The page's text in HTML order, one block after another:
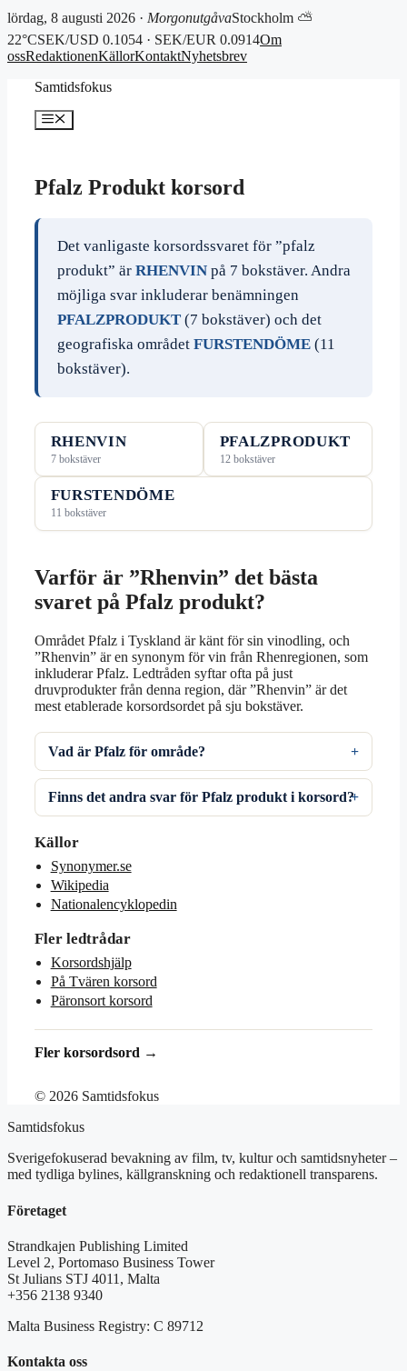
lördag, 8 augusti 2026 · MorgonutgåvaStockholm ⛅
22°CSEK/USD 0.1054 · SEK/EUR 0.0914Om
ossRedaktionenKällorKontaktNyhetsbrev
Samtidsfokus
Meny
Pfalz Produkt korsord
Det vanligaste korsordssvaret för ”pfalz
produkt” är RHENVINpå 7 bokstäver. Andra
möjliga svar inkluderar benämningen
PFALZPRODUKT(7 bokstäver) och det
geografiska området FURSTENDÖME(11
bokstäver).
RHENVIN
7 bokstäver
PFALZPRODUKT
12 bokstäver
FURSTENDÖME
11 bokstäver
Varför är ”Rhenvin” det bästa
svaret på Pfalz produkt?
Området Pfalz i Tyskland är känt för sin vinodling, och
”Rhenvin” är en synonym för vin från Rhenregionen, som
inkluderar Pfalz. Ledtråden syftar ofta på just
druvprodukter från denna region, där ”Rhenvin” är det
mest etablerade korsordsordet på sju bokstäver.
Vad är Pfalz för område?
Finns det andra svar för Pfalz produkt i korsord?
Källor
Synonymer.se
Wikipedia
Nationalencyklopedin
Fler ledtrådar
Korsordshjälp
På Tvären korsord
Päronsort korsord
Fler korsordsord →
© 2026 Samtidsfokus
Samtidsfokus
Sverigefokuserad bevakning av film, tv, kultur och samtidsnyheter –
med tydliga bylines, källgranskning och redaktionell transparens.
Företaget
Strandkajen Publishing Limited
Level 2, Portomaso Business Tower
St Julians STJ 4011, Malta
+356 2138 9340
Malta Business Registry: C 89712
Kontakta oss